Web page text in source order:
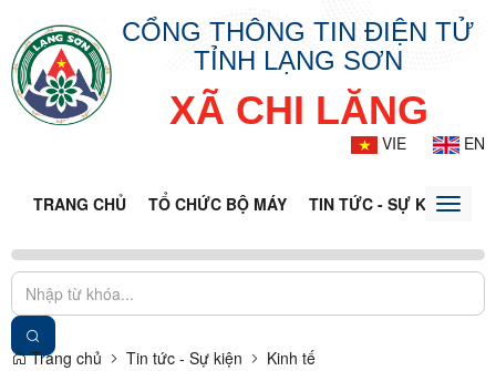
CỔNG THÔNG TIN ĐIỆN TỬ
TỈNH LẠNG SƠN
XÃ CHI LĂNG
VIE EN
TRANG CHỦ TỔ CHỨC BỘ MÁY TIN TỨC - SỰ KIỆNToggle
Trang chủ Tin tức - Sự kiện Kinh tế